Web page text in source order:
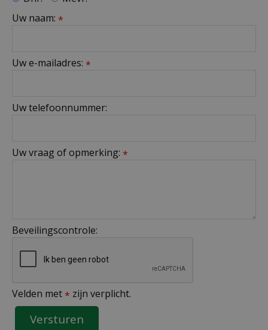
Uw naam: *
Uw e-mailadres: *
Uw telefoonnummer:
Uw vraag of opmerking: *
Beveilingscontrole:
Velden met * zijn verplicht.